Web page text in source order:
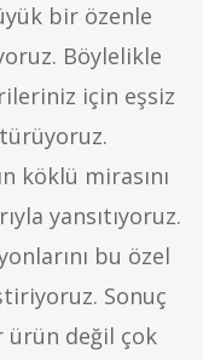
bir özenle
Böylelikle
için eşsiz
köklü mirasını
yansıtıyoruz.
bu özel
Sonuç
ürün değil çok